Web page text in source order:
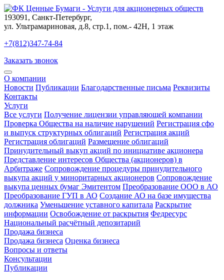
193091 , Санкт-Петербург,
ул. Ультрамариновая, д.8, стр.1, пом.- 42Н, 1 этаж
+7(812)347-74-84
Заказать звонок
О компании
Новости Публикации Благодарственные письма Реквизиты
Контакты
Услуги
Все услуги Получение лицензии управляющей компании
Проверка Общества на наличие нарушений Регистрация сфо
и выпуск структурных облигаций Регистрация акций
Регистрация облигаций Размещение облигаций
Принудительный выкуп акций по инициативе акционера
Представление интересов Общества (акционеров) в
Арбитраже Сопровождение процедуры принудительного
выкупа акций у миноритарных акционеров Сопровождение
выкупа ценных бумаг Эмитентом Преобразование ООО в АО
Преобразование ГУП в АО Создание АО на базе имущества
должника Уменьшение уставного капитала Раскрытие
информации Освобождение от раскрытия Федресурс
Национальный расчётный депозитарий
Продажа бизнеса
Продажа бизнеса Оценка бизнеса
Вопросы и ответы
Консультации
Публикации